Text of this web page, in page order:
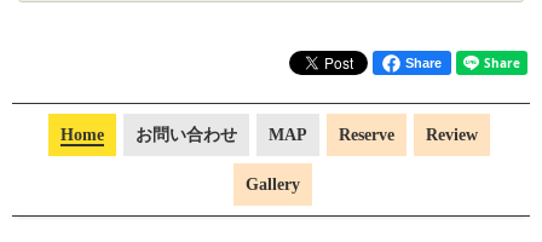
Share
Home お問い合わせ MAP Reserve Review
Gallery